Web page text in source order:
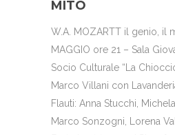
MITO
W.A. MOZARTT il genio, il
MAGGIO ore 21 – Sala
Socio Culturale “La
Marco Villani con
Flauti: Anna Stucchi,
Marco Sonzogni, Lorena